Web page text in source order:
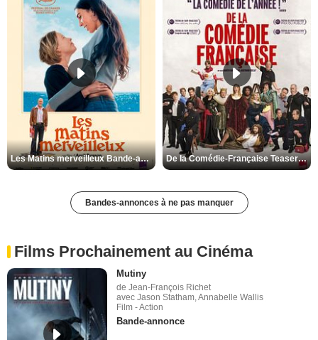
Les Matins merveilleux Bande-annonce VF De la Comédie-Française Teaser VF
Bandes-annonces à ne pas manquer
Films Prochainement au Cinéma
Mutiny
de Jean-François Richet
avec Jason Statham, Annabelle Wallis
Film - Action
Bande-annonce